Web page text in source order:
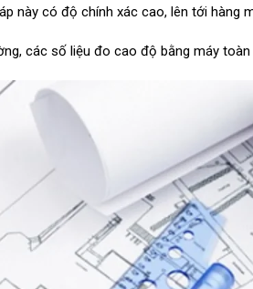
này có độ chính xác cao, lên tới hàng
các số liệu đo cao độ bằng máy